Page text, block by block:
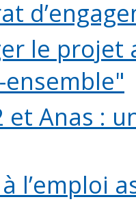
le projet
et Anas :
l’emploi